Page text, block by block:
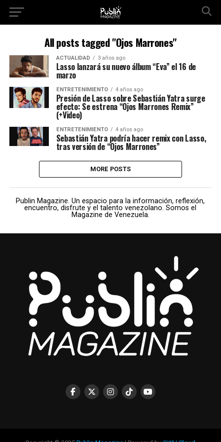
All posts tagged "Ojos Marrones"
ACTUALIDAD 3 años ago
Lasso lanzará su nuevo álbum “Eva” el 16 de
marzo
ENTRETENIMIENTO 4 años ago
Presión de Lasso sobre Sebastián Yatra surge
efecto: Se estrena “Ojos Marrones Remix”
(+Video)
ENTRETENIMIENTO 4 años ago
Sebastián Yatra podría hacer remix con Lasso,
tras versión de “Ojos Marrones”
MORE POSTS
Publin Magazine. Un espacio para la información, reflexión,
encuentro, disfrute y el talento venezolano. Somos el
Magazine de Venezuela.